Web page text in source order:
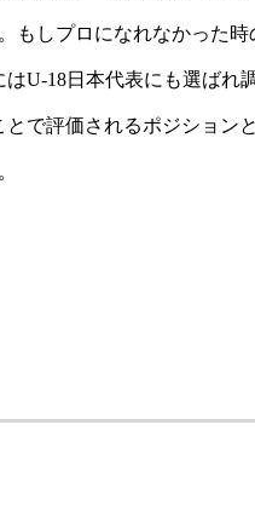
もしプロになれなかった
はU-18日本代表にも選ばれ
で評価されるポジション